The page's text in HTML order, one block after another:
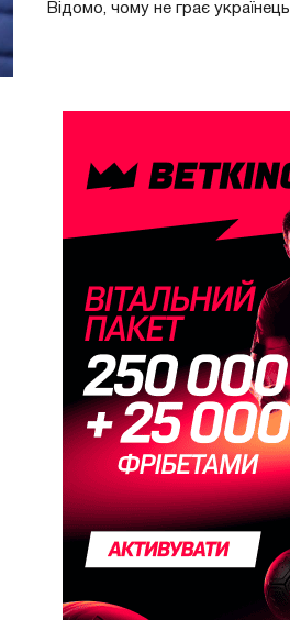
Відомо, чому не грає українець